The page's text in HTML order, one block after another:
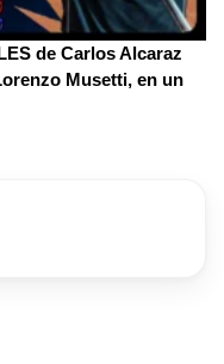
de Carlos Alcaraz
Musetti, en un